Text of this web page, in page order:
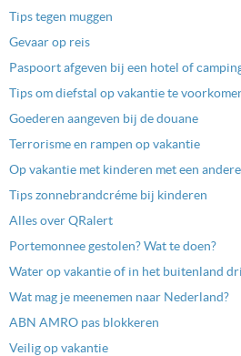
Tips tegen muggen
Gevaar op reis
Paspoort afgeven bij een hotel of
Tips om diefstal op vakantie te
Goederen aangeven bij de douane
Terrorisme en rampen op vakantie
Op vakantie met kinderen met een
Tips zonnebrandcréme bij kinderen
Alles over QRalert
Portemonnee gestolen? Wat te doen?
Water op vakantie of in het buitenland
Wat mag je meenemen naar Nederland?
ABN AMRO pas blokkeren
Veilig op vakantie